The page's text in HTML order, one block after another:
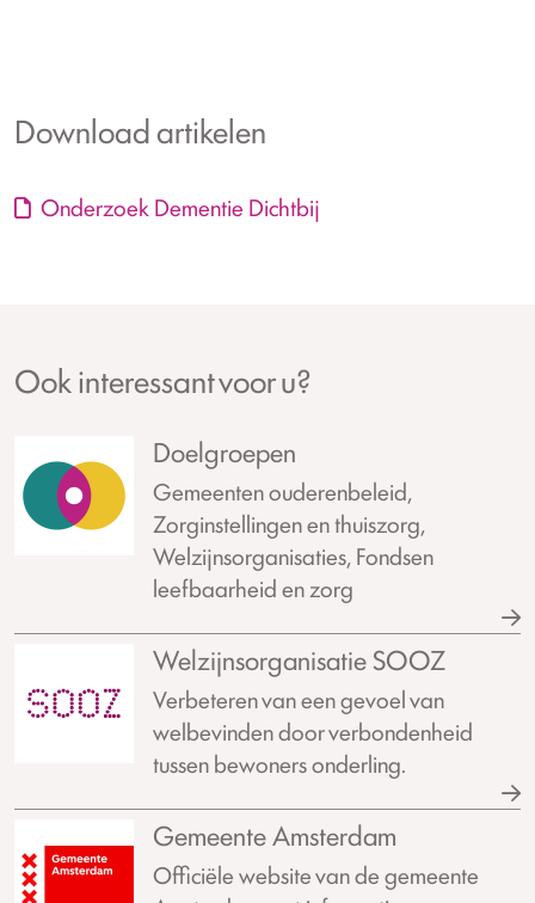
Download artikelen
Onderzoek Dementie Dichtbij
Ook interessant voor u?
Doelgroepen
Gemeenten ouderenbeleid,
Zorginstellingen en thuiszorg,
Welzijnsorganisaties, Fondsen
leefbaarheid en zorg
Welzijnsorganisatie SOOZ
Verbeteren van een gevoel van
welbevinden door verbondenheid
tussen bewoners onderling.
Gemeente Amsterdam
Officiële website van de gemeente